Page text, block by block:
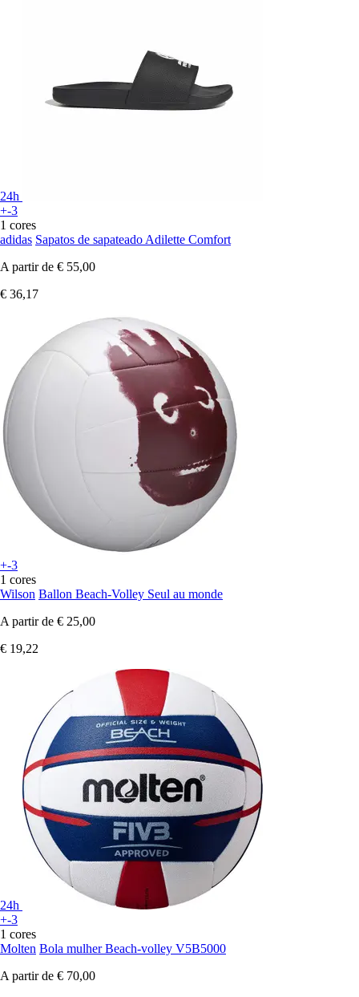
24h
+-3
1 cores
adidas Sapatos de sapateado Adilette Comfort
A partir de € 55,00
€ 36,17
+-3
1 cores
Wilson Ballon Beach-Volley Seul au monde
A partir de € 25,00
€ 19,22
24h
+-3
1 cores
Molten Bola mulher Beach-volley V5B5000
A partir de € 70,00